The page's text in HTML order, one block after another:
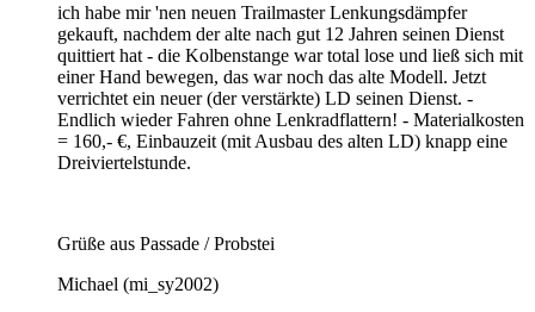
ich habe mir 'nen neuen Trailmaster Lenkungsdämpfer
gekauft, nachdem der alte nach gut 12 Jahren seinen Dienst
quittiert hat - die Kolbenstange war total lose und ließ sich mit
einer Hand bewegen, das war noch das alte Modell. Jetzt
verrichtet ein neuer (der verstärkte) LD seinen Dienst. -
Endlich wieder Fahren ohne Lenkradflattern! - Materialkosten
= 160,- €, Einbauzeit (mit Ausbau des alten LD) knapp eine
Dreiviertelstunde.
Grüße aus Passade / Probstei
Michael (mi_sy2002)